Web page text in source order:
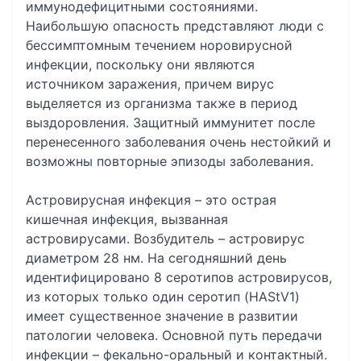
иммунодефицитными состояниями.
Наибольшую опасность представляют люди с
бессимптомным течением норовирусной
инфекции, поскольку они являются
источником заражения, причем вирус
выделяется из организма также в период
выздоровления. Защитный иммунитет после
перенесенного заболевания очень нестойкий и
возможны повторные эпизоды заболевания.
Астровирусная инфекция – это острая
кишечная инфекция, вызванная
астровирусами. Возбудитель – астровирус
диаметром 28 нм. На сегодняшний день
идентифицировано 8 серотипов астровирусов,
из которых только один серотип (HAStV1)
имеет существенное значение в развитии
патологии человека. Основной путь передачи
инфекции – фекально-оральный и контактный.